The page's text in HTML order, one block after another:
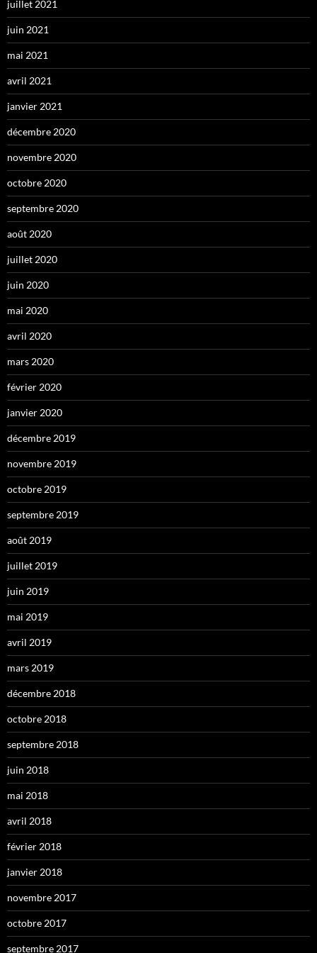
juillet 2021
juin 2021
mai 2021
avril 2021
janvier 2021
décembre 2020
novembre 2020
octobre 2020
septembre 2020
août 2020
juillet 2020
juin 2020
mai 2020
avril 2020
mars 2020
février 2020
janvier 2020
décembre 2019
novembre 2019
octobre 2019
septembre 2019
août 2019
juillet 2019
juin 2019
mai 2019
avril 2019
mars 2019
décembre 2018
octobre 2018
septembre 2018
juin 2018
mai 2018
avril 2018
février 2018
janvier 2018
novembre 2017
octobre 2017
septembre 2017